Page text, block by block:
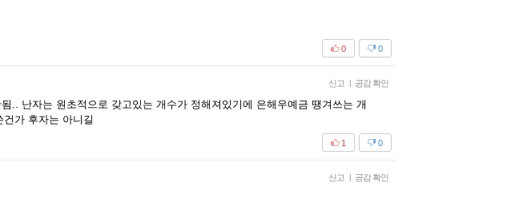
0
0
신고 | 공감 확인
.. 난자는 원초적으로 갖고있는 개수가 정해져있기에 은해우예금 땡겨쓰는 개
가 후자는 아니길
0
1
신고 | 공감 확인